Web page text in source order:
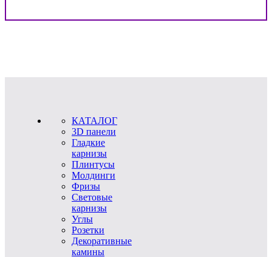
КАТАЛОГ
3D панели
Гладкие
карнизы
Плинтусы
Молдинги
Фризы
Световые
карнизы
Углы
Розетки
Декоративные
камины